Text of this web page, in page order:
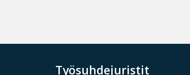
Työsuhdejuristit